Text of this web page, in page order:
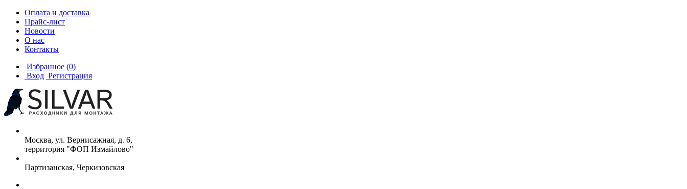
Оплата и доставка
Прайс-лист
Новости
О нас
Контакты
Избранное (0)
Вход Регистрация
Москва, ул. Вернисажная, д. 6,
территория "ФОП Измайлово"
Партизанская, Черкизовская